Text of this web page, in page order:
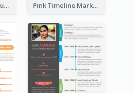
Gold Timeline Resume Pink Timeline Marketing Designer Resume